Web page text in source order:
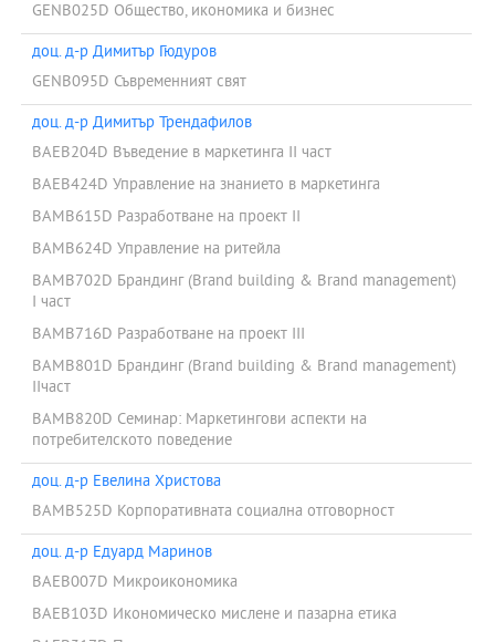
GENB025D Общество, икономика и бизнес
доц. д-р Димитър Гюдуров
GENB095D Съвременният свят
доц. д-р Димитър Трендафилов
BAEB204D Въведение в маркетинга II част
BAEB424D Управление на знанието в маркетинга
BAMB615D Разработване на проект II
BAMB624D Управление на ритейла
BAMB702D Брандинг (Brand building & Brand management)
I част
BAMB716D Разработване на проект III
BAMB801D Брандинг (Brand building & Brand management)
IIчаст
BAMB820D Семинар: Маркетингови аспекти на
потребителското поведение
доц. д-р Евелина Христова
BAMB525D Корпоративната социална отговорност
доц. д-р Едуард Маринов
BAEB007D Микроикономика
BAEB103D Икономическо мислене и пазарна етика